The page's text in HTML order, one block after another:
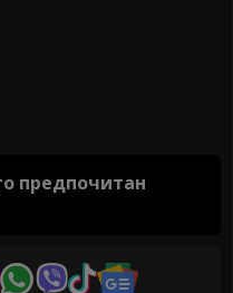
предпочитан